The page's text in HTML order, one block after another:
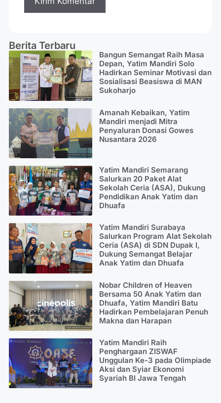
Berita Terbaru
Bangun Semangat Raih Masa
Depan, Yatim Mandiri Solo
Hadirkan Seminar Motivasi dan
Sosialisasi Beasiswa di MAN
Sukoharjo
Amanah Kebaikan, Yatim
Mandiri menjadi Mitra
Penyaluran Donasi Gowes
Nusantara 2026
Yatim Mandiri Semarang
Salurkan 20 Paket Alat
Sekolah Ceria (ASA), Dukung
Pendidikan Anak Yatim dan
Dhuafa
Yatim Mandiri Surabaya
Salurkan Program Alat Sekolah
Ceria (ASA) di SDN Dupak I,
Dukung Semangat Belajar
Anak Yatim dan Dhuafa
Nobar Children of Heaven
Bersama 50 Anak Yatim dan
Dhuafa, Yatim Mandiri Batu
Hadirkan Pembelajaran Penuh
Makna dan Harapan
Yatim Mandiri Raih
Penghargaan ZISWAF
Unggulan Ke-3 pada Olimpiade
Aksi dan Syiar Ekonomi
Syariah BI Jawa Tengah